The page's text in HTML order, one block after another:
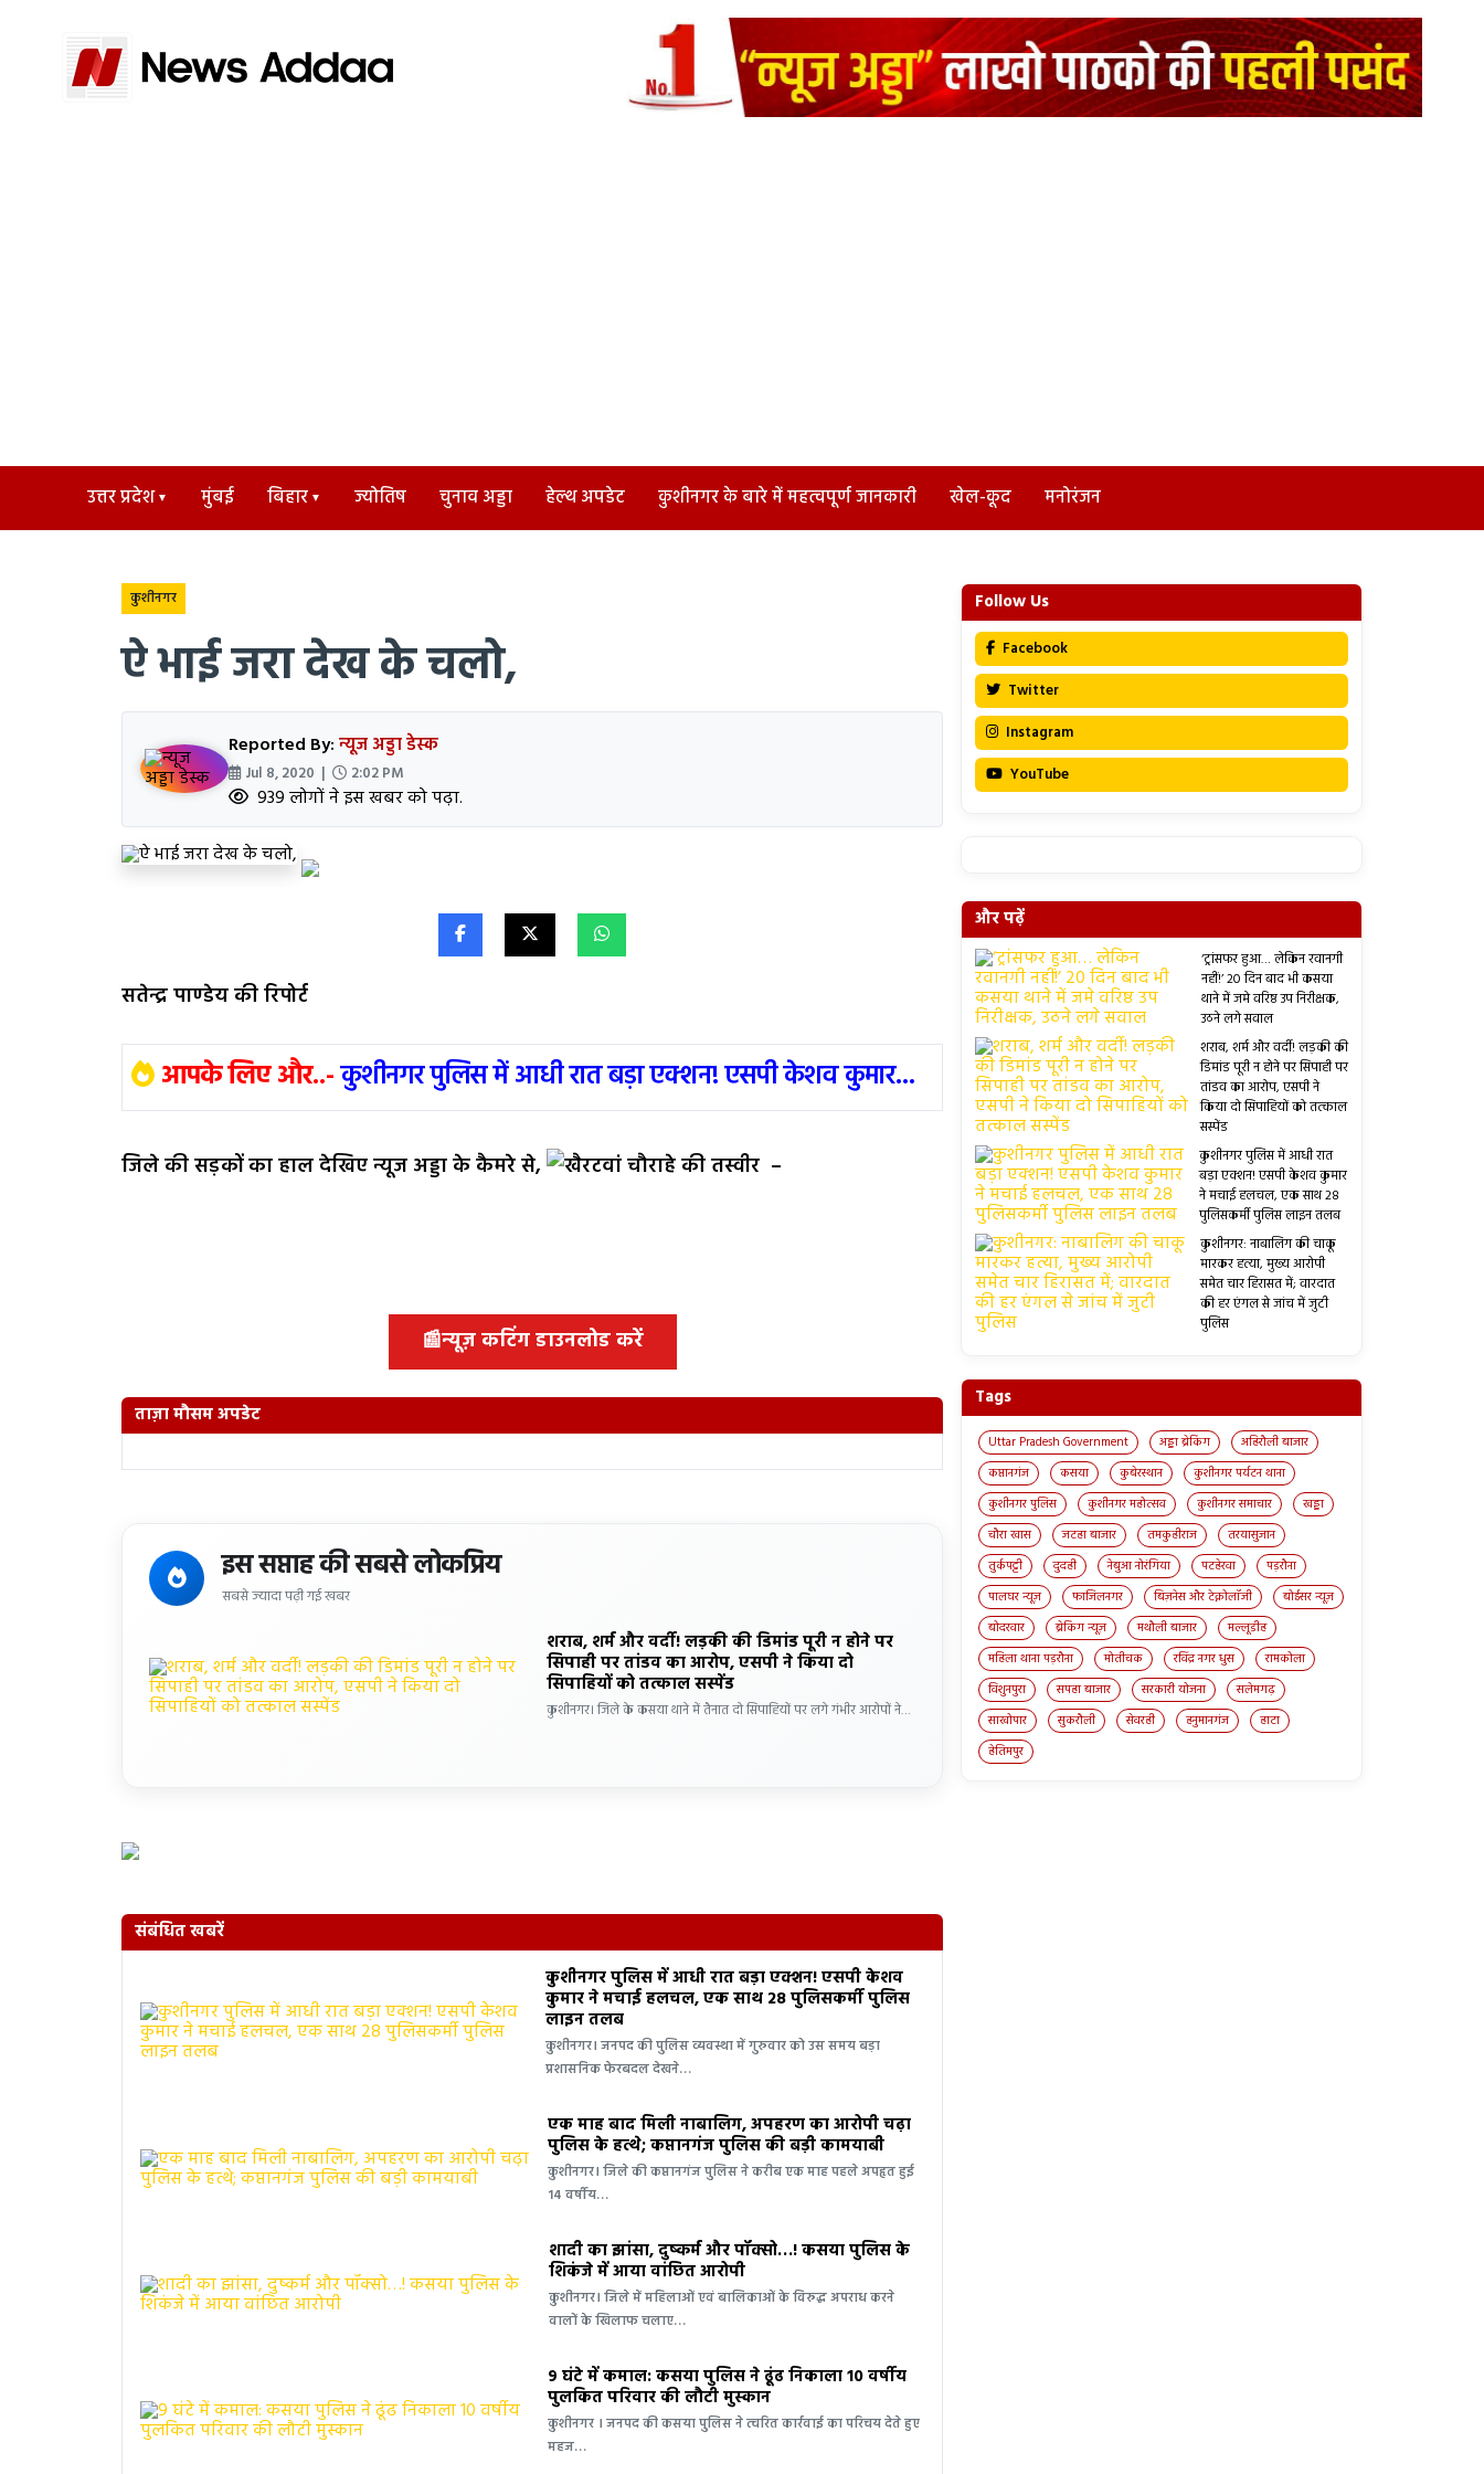
उत्तर प्रदेश मुंबई बिहार ज्योतिष चुनाव अड्डा हेल्थ अपडेट कुशीनगर के बारे में महत्वपूर्ण जानकारी खेल-कूद मनोरंजन
कुशीनगर
ऐ भाई जरा देख के चलो,
Reported By:न्यूज अड्डा डेस्क
Jul 8, 2020 | 2:02 PM
939 लोगों ने इस खबर को पढ़ा.
सतेन्द्र पाण्डेय की रिपोर्ट
आपके लिए और..-कुशीनगर पुलिस में आधी रात बड़ा एक्शन! एसपी केशव कुमार...
जिले कीसड़कों का हाल देखिए न्यूज अड्डा के कैमरे से, –
📰न्यूज़ कटिंग डाउनलोड करें
ताज़ा मौसम अपडेट
इस सप्ताह की सबसे लोकप्रिय
सबसे ज्यादा पढ़ी गई खबर
शराब, शर्म और वर्दी! लड़की की डिमांड पूरी न होने पर
सिपाही पर तांडव का आरोप, एसपी ने किया दो
सिपाहियों को तत्काल सस्पेंड
कुशीनगर। जिले के कसया थाने में तैनात दो सिपाहियों पर लगे गंभीर आरोपों ने…
संबंधित खबरें
कुशीनगर पुलिस में आधी रात बड़ा एक्शन! एसपी केशव
कुमार ने मचाई हलचल, एक साथ 28 पुलिसकर्मी पुलिस
लाइन तलब
कुशीनगर। जनपद की पुलिस व्यवस्था में गुरुवार को उस समय बड़ा
प्रशासनिक फेरबदल देखने…
एक माह बाद मिली नाबालिग, अपहरण का आरोपी चढ़ा
पुलिस के हत्थे; कप्तानगंज पुलिस की बड़ी कामयाबी
कुशीनगर। जिले की कप्तानगंज पुलिस ने करीब एक माह पहले अपहृत हुई
14 वर्षीय…
शादी का झांसा, दुष्कर्म और पॉक्सो…! कसया पुलिस के
शिकंजे में आया वांछित आरोपी
कुशीनगर। जिले में महिलाओं एवं बालिकाओं के विरुद्ध अपराध करने
वालों के खिलाफ चलाए…
9 घंटे में कमाल: कसया पुलिस ने ढूंढ निकाला 10 वर्षीय
पुलकित परिवार की लौटी मुस्कान
कुशीनगर । जनपद की कसया पुलिस ने त्वरित कार्रवाई का परिचय देते हुए
महज…
Follow Us
Facebook
Twitter
Instagram
YouTube
और पढ़ें
‘ट्रांसफर हुआ… लेकिन रवानगी
नहीं!’ 20 दिन बाद भी कसया
थाने में जमे वरिष्ठ उप निरीक्षक,
उठने लगे सवाल
शराब, शर्म और वर्दी! लड़की की
डिमांड पूरी न होने पर सिपाही पर
तांडव का आरोप, एसपी ने
किया दो सिपाहियों को तत्काल
सस्पेंड
कुशीनगर पुलिस में आधी रात
बड़ा एक्शन! एसपी केशव कुमार
ने मचाई हलचल, एक साथ 28
पुलिसकर्मी पुलिस लाइन तलब
कुशीनगर: नाबालिग की चाकू
मारकर हत्या, मुख्य आरोपी
समेत चार हिरासत में; वारदात
की हर एंगल से जांच में जुटी
पुलिस
Tags
Uttar Pradesh Government अड्डा ब्रेकिंग
अहिरौली बाजार
कप्तानगंज
कसया कुबेरस्थान
कुशीनगर पर्यटन थाना
कुशीनगर पुलिस
कुशीनगर महोत्सव कुशीनगर समाचार
खड्डा
चौरा खास
जटहा बाजार तमकुहीराज
तरयासुजान
तुर्कपट्टी
दुदही नेबुआ नोरंगिया पटहेरवा
पड़रौना
पालघर न्यूज़
फाजिलनगर बिज़नेस और टेक्नोलॉजी
बोईसर न्यूज़
बोदरवार
ब्रेकिंग न्यूज़ मथौली बाजार
मल्लूडीह
महिला थाना पड़रौना
मोतीचक रविंद्र नगर धुस
रामकोला
विशुनपुरा
सपहा बाजार सरकारी योजना
सलेमगढ़
साखोपार
सुकरौली सेवरही हनुमानगंज
हाटा
हेतिमपुर